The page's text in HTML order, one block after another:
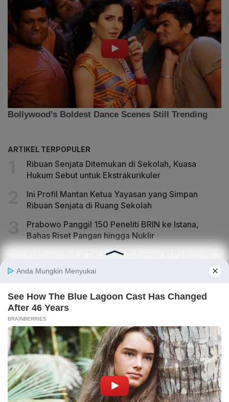
ARTIKEL TERPOPULER
Ribuan Senjata Ditemukan di Sekolah, Kuasa
Hukum Sebut untuk Ekstrakurikuler
Ini Profil Mantan Ketua Yayasan yang Simpan
Ribuan Senjata di Ruang Sekolah
Prabowo Panggil 150 Peneliti BRIN ke Istana,
Bahas Riset Pangan hingga Nuklir
Prabowo Bakal Tetapkan Gubernur BI Pengganti
Jaksel dan Pemilik Ratusan Senjata